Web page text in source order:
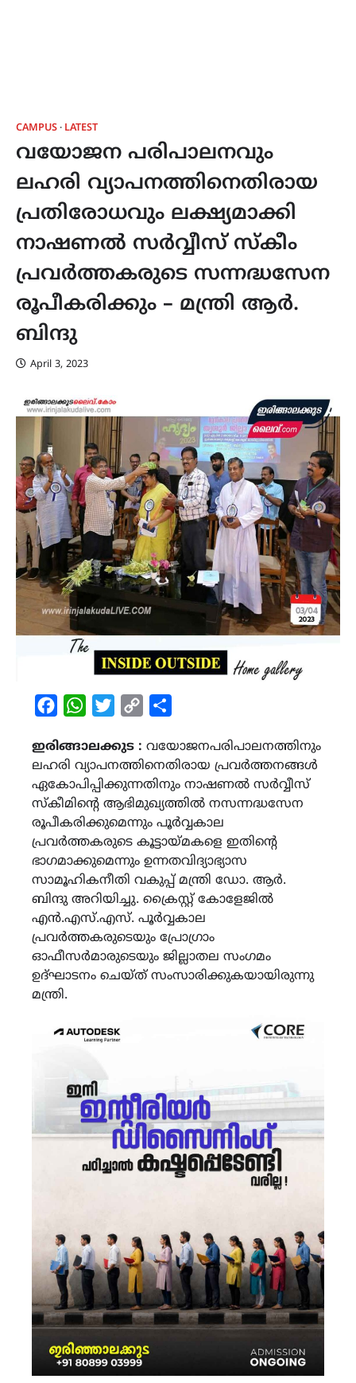
CAMPUS LATEST
വയോജന പരിപാലനവും
ലഹരി വ്യാപനത്തിനെതിരായ
പ്രതിരോധവും ലക്ഷ്യമാക്കി
നാഷണല്‍ സര്‍വ്വീസ് സ്കീം
പ്രവര്‍ത്തകരുടെ സന്നദ്ധസേന
രൂപീകരിക്കും – മന്ത്രി ആര്‍.
ബിന്ദു
April 3, 2023
FacebookWhatsAppTwitterCopy
ഇരിങ്ങാലക്കുട : വയോജനപരിപാലനത്തിനും
ലഹരി വ്യാപനത്തിനെതിരായ പ്രവര്‍ത്തനങ്ങള്‍
ഏകോപിപ്പിക്കുന്നതിനും നാഷണല്‍ സര്‍വ്വീസ്
സ്കീമിന്‍റെ ആഭിമുഖ്യത്തില്‍ നസന്നദ്ധസേന
രൂപീകരിക്കുമെന്നും പൂര്‍വ്വകാല
പ്രവര്‍ത്തകരുടെ കൂട്ടായ്മകളെ ഇതിന്‍റെ
ഭാഗമാക്കുമെന്നും ഉന്നതവിദ്യാഭ്യാസ
സാമൂഹികനീതി വകുപ്പ് മന്ത്രി ഡോ. ആര്‍.
ബിന്ദു അറിയിച്ചു. ക്രൈസ്റ്റ് കോളേജില്‍
എന്‍.എസ്.എസ്. പൂര്‍വ്വകാല
പ്രവര്‍ത്തകരുടെയും പ്രോഗ്രാം
ഓഫീസര്‍മാരുടെയും ജില്ലാതല സംഗമം
ഉദ്ഘാടനം ചെയ്ത് സംസാരിക്കുകയായിരുന്നു
മന്ത്രി.